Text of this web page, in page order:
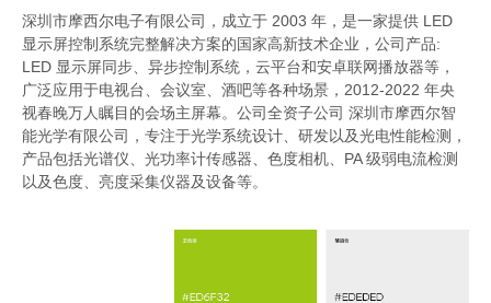
深圳市摩西尔电子有限公司，成立于 2003 年，是一家提供 LED
显示屏控制系统完整解决方案的国家高新技术企业，公司产品:
LED 显示屏同步、异步控制系统，云平台和安卓联网播放器等，
广泛应用于电视台、会议室、酒吧等各种场景，2012-2022 年央
视春晚万人瞩目的会场主屏幕。公司全资子公司 深圳市摩西尔智
能光学有限公司，专注于光学系统设计、研发以及光电性能检测，
产品包括光谱仪、光功率计传感器、色度相机、PA 级弱电流检测
以及色度、亮度采集仪器及设备等。